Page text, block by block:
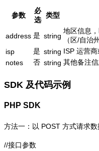
参数
必
选
类型
address 是 string
地区信息
（区/自治
isp
是 string ISP 运营
notes
否 string 其他备注
SDK 及代码示例
PHP SDK
方法一：以 POST 方式请求数
//接口参数